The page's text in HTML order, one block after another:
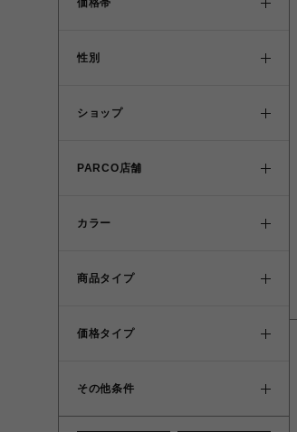
価格帯
性別
ショップ
PARCO店舗
カラー
商品タイプ
価格タイプ
その他条件